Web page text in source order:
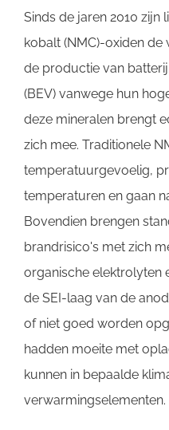
Sinds de jaren 2010
kobalt (NMC)-oxiden
de productie van
(BEV) vanwege hun
deze mineralen brengt
zich mee. Traditionele
temperatuurgevoelig,
temperaturen en gaan
Bovendien brengen
brandrisico's met zich
organische elektrolyten
de SEI-laag van de
of niet goed worden
hadden moeite met
kunnen in bepaalde
verwarmingselementen.